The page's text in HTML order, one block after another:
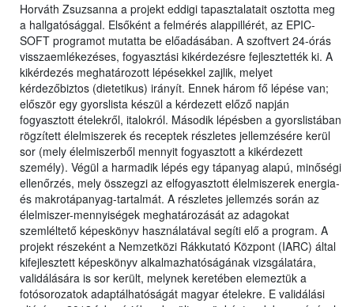
Horváth Zsuzsanna a projekt eddigi tapasztalatait osztotta meg
a hallgatósággal. Elsőként a felmérés alappillérét, az EPIC-
SOFT programot mutatta be előadásában. A szoftvert 24-órás
visszaemlékezéses, fogyasztási kikérdezésre fejlesztették ki. A
kikérdezés meghatározott lépésekkel zajlik, melyet
kérdezőbiztos (dietetikus) irányít. Ennek három fő lépése van;
először egy gyorslista készül a kérdezett előző napján
fogyasztott ételekről, italokról. Második lépésben a gyorslistában
rögzített élelmiszerek és receptek részletes jellemzésére kerül
sor (mely élelmiszerből mennyit fogyasztott a kikérdezett
személy). Végül a harmadik lépés egy tápanyag alapú, minőségi
ellenőrzés, mely összegzi az elfogyasztott élelmiszerek energia-
és makrotápanyag-tartalmát. A részletes jellemzés során az
élelmiszer-mennyiségek meghatározását az adagokat
szemléltető képeskönyv használatával segíti elő a program. A
projekt részeként a Nemzetközi Rákkutató Központ (IARC) által
kifejlesztett képeskönyv alkalmazhatóságának vizsgálatára,
validálására is sor került, melynek keretében elemeztük a
fotósorozatok adaptálhatóságát magyar ételekre. E validálási